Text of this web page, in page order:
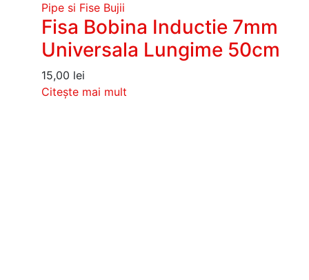
Pipe si Fise Bujii
Fisa Bobina Inductie 7mm
Universala Lungime 50cm
15,00 lei
Citește mai mult